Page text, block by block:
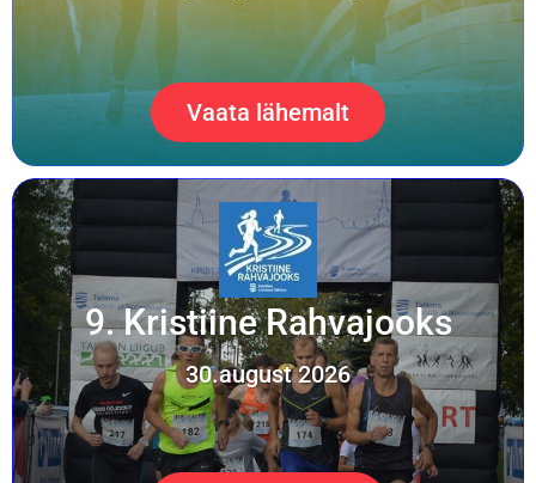
Vaata lähemalt
9. Kristiine Rahvajooks
30.august 2026